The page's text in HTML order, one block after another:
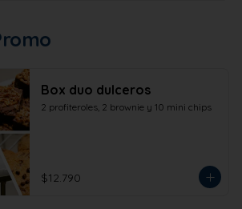
Box duo dulceros
2 profiteroles, 2 brownie y 10 mini chips
$12.790